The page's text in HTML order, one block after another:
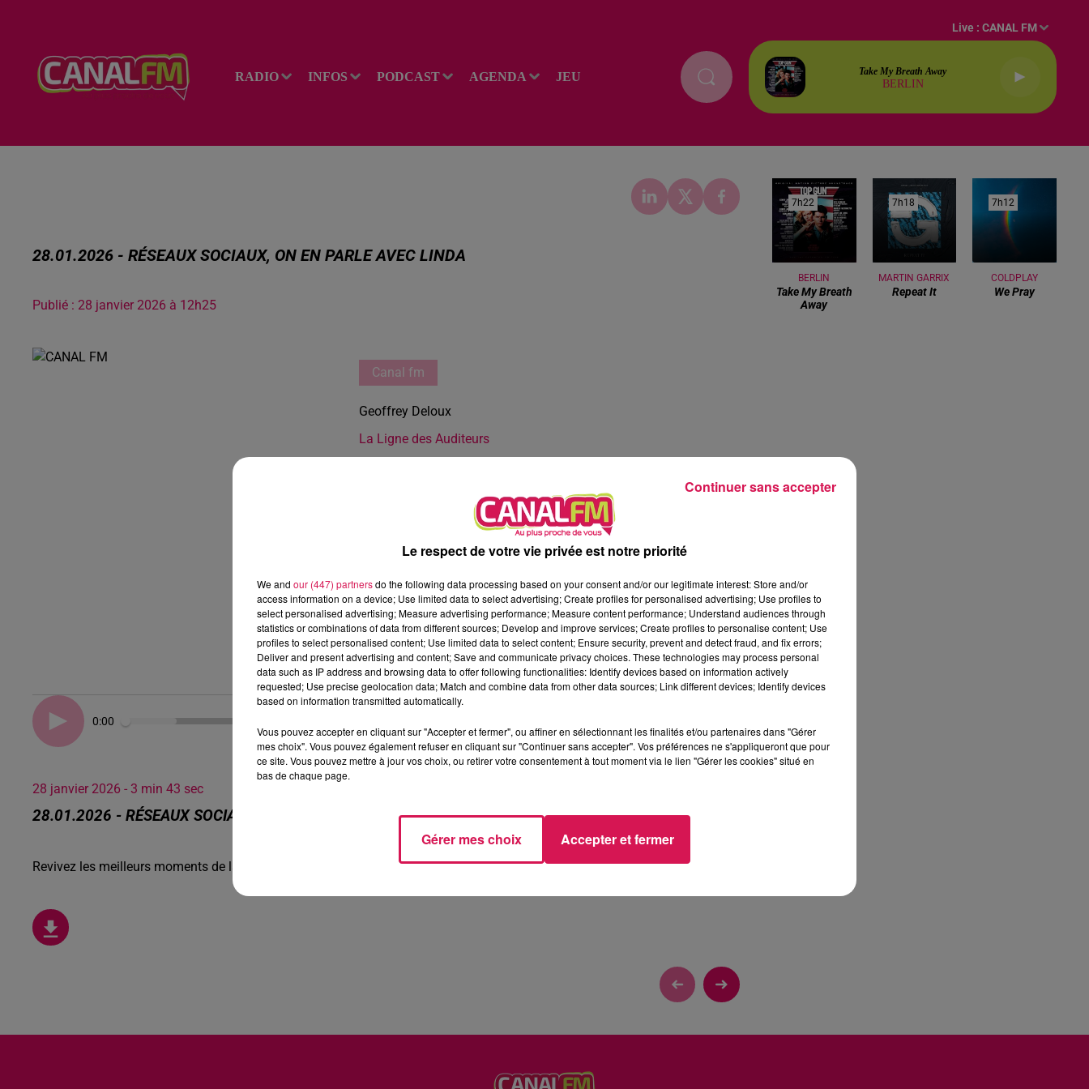
RADIO INFOS PODCAST AGENDA JEU
Live :CANAL FM
Take My Breath Away
BERLIN
28.01.2026 - RÉSEAUX SOCIAUX, ON EN PARLE AVEC LINDA
Publié : 28 janvier 2026 à 12h25
Canal fm
Geoffrey Deloux
La Ligne des Auditeurs
0:00
28 janvier 2026 - 3 min 43 sec
28.01.2026 - RÉSEAUX SOCIAUX, ON EN PARLE AVEC LINDA
Revivez les meilleurs moments de la Ligne des Auditeurs
7h22
7h22
BERLIN
Take My Breath
Away
7h18
7h18
MARTIN GARRIX
Repeat It
7h12
7h12
COLDPLAY
We Pray
Le respect de votre vie privée est notre priorité
We and our (447) partnersdo the following data processing based on your consent and/or our legitimate interest: Store and/or
access information on a device; Use limited data to select advertising; Create profiles for personalised advertising; Use profiles to
select personalised advertising; Measure advertising performance; Measure content performance; Understand audiences through
statistics or combinations of data from different sources; Develop and improve services; Create profiles to personalise content; Use
profiles to select personalised content; Use limited data to select content; Ensure security, prevent and detect fraud, and fix errors;
Deliver and present advertising and content; Save and communicate privacy choices. These technologies may process personal
data such as IP address and browsing data to offer following functionalities: Identify devices based on information actively
requested; Use precise geolocation data; Match and combine data from other data sources; Link different devices; Identify devices
based on information transmitted automatically.
Vous pouvez accepter en cliquant sur "Accepter et fermer", ou affiner en sélectionnant les finalités et/ou partenaires dans "Gérer
mes choix". Vous pouvez également refuser en cliquant sur "Continuer sans accepter". Vos préférences ne s'appliqueront que pour
ce site. Vous pouvez mettre à jour vos choix, ou retirer votre consentement à tout moment via le lien "Gérer les cookies" situé en
bas de chaque page.
Gérer mes choix Accepter et fermer
Continuer sans accepter